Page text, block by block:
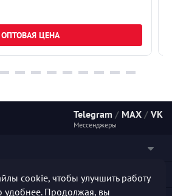
ОПТОВАЯ ЦЕНА
Telegram / MAX / VK
Мессенджеры
cookie, чтобы улучшить работу
удобнее. Продолжая, вы